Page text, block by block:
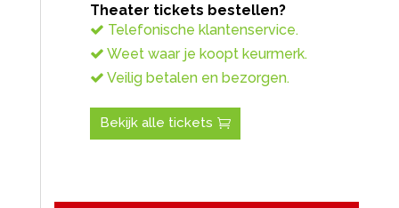
Theater tickets bestellen?
Telefonische klantenservice.
Weet waar je koopt keurmerk.
Veilig betalen en bezorgen.
Bekijk alle tickets